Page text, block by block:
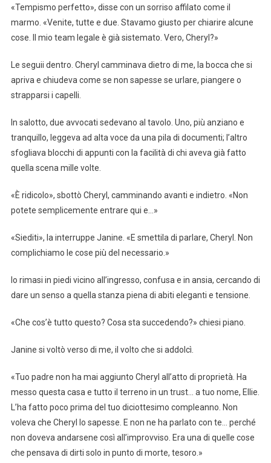
«Tempismo perfetto», disse con un sorriso affilato come il
marmo. «Venite, tutte e due. Stavamo giusto per chiarire alcune
cose. Il mio team legale è già sistemato. Vero, Cheryl?»
Le seguii dentro. Cheryl camminava dietro di me, la bocca che si
apriva e chiudeva come se non sapesse se urlare, piangere o
strapparsi i capelli.
In salotto, due avvocati sedevano al tavolo. Uno, più anziano e
tranquillo, leggeva ad alta voce da una pila di documenti; l’altro
sfogliava blocchi di appunti con la facilità di chi aveva già fatto
quella scena mille volte.
«È ridicolo», sbottò Cheryl, camminando avanti e indietro. «Non
potete semplicemente entrare qui e…»
«Siediti», la interruppe Janine. «E smettila di parlare, Cheryl. Non
complichiamo le cose più del necessario.»
Io rimasi in piedi vicino all’ingresso, confusa e in ansia, cercando di
dare un senso a quella stanza piena di abiti eleganti e tensione.
«Che cos’è tutto questo? Cosa sta succedendo?» chiesi piano.
Janine si voltò verso di me, il volto che si addolcì.
«Tuo padre non ha mai aggiunto Cheryl all’atto di proprietà. Ha
messo questa casa e tutto il terreno in un trust… a tuo nome, Ellie.
L’ha fatto poco prima del tuo diciottesimo compleanno. Non
voleva che Cheryl lo sapesse. E non ne ha parlato con te… perché
non doveva andarsene così all’improvviso. Era una di quelle cose
che pensava di dirti solo in punto di morte, tesoro.»